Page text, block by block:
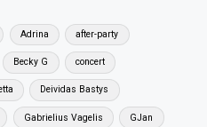
Adrina after-party
Becky G concert
Deividas Bastys
Gabrielius Vagelis GJan